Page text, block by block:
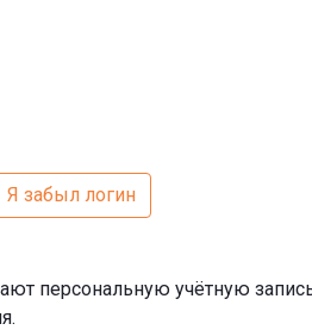
Я забыл логин
персональную учётную